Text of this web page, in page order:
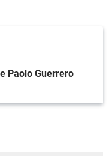
Paolo Guerrero